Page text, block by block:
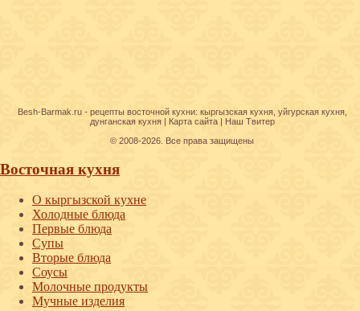
Besh-Barmak.ru - рецепты восточной кухни: кыргызская кухня, уйгурская кухня,
дунганская кухня| Карта сайта| Наш Твитер
© 2008-2026. Все права защищены
Восточная кухня
О кыргызской кухне
Холодные блюда
Первые блюда
Супы
Вторые блюда
Соусы
Молочные продукты
Мучные изделия